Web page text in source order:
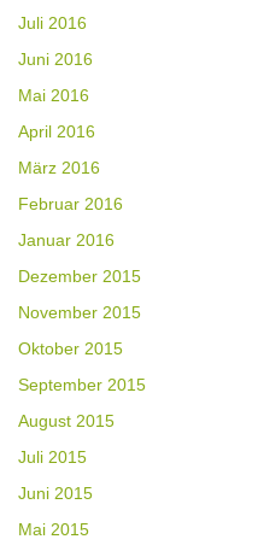
Juli 2016
Juni 2016
Mai 2016
April 2016
März 2016
Februar 2016
Januar 2016
Dezember 2015
November 2015
Oktober 2015
September 2015
August 2015
Juli 2015
Juni 2015
Mai 2015